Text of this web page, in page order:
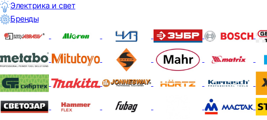
Электрика и свет
Бренды